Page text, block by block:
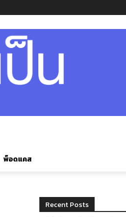
พ็อดแคส
Recent Posts